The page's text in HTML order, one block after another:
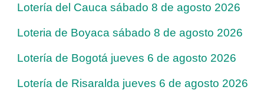
Lotería del Cauca sábado 8 de agosto 2026
Loteria de Boyaca sábado 8 de agosto 2026
Lotería de Bogotá jueves 6 de agosto 2026
Lotería de Risaralda jueves 6 de agosto 2026